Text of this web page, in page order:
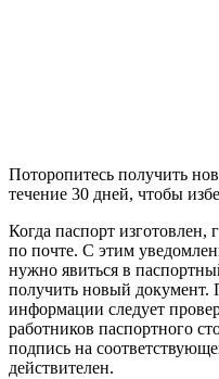
Поторопитесь получить
течение 30 дней, чтобы
Когда паспорт изготовлен,
по почте. С этим
нужно явиться в
получить новый документ.
информации следует
работников паспортного
подпись на
действителен.